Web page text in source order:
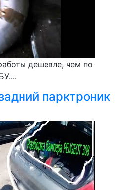
дешевле, чем по
парктроник